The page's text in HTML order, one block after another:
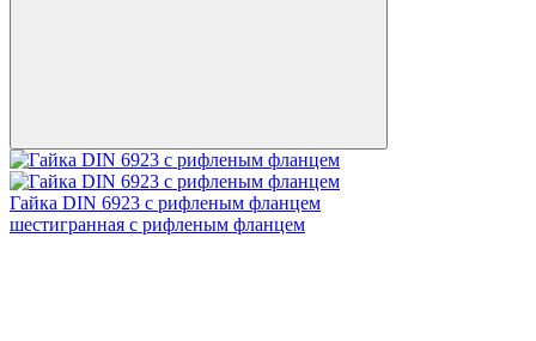
Гайка DIN 6923 с рифленым фланцем
шестигранная с рифленым фланцем